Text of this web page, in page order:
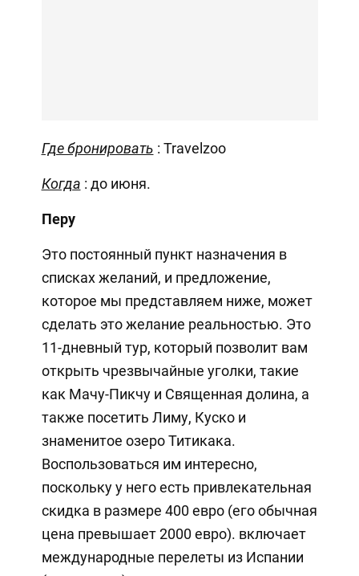
Где бронировать : Travelzoo
Когда : до июня.
Перу
Это постоянный пункт назначения в
списках желаний, и предложение,
которое мы представляем ниже, может
сделать это желание реальностью. Это
11-дневный тур, который позволит вам
открыть чрезвычайные уголки, такие
как Мачу-Пикчу и Священная долина, а
также посетить Лиму, Куско и
знаменитое озеро Титикака.
Воспользоваться им интересно,
поскольку у него есть привлекательная
скидка в размере 400 евро (его обычная
цена превышает 2000 евро). включает
международные перелеты из Испании